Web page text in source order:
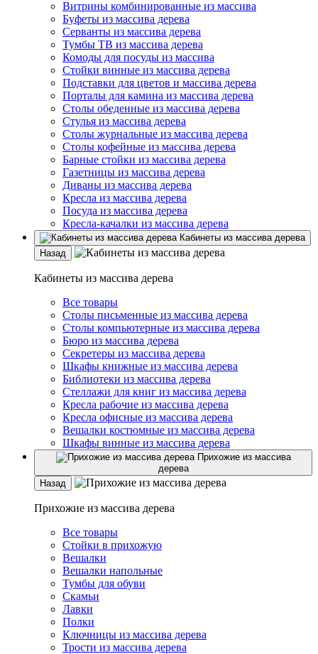
Витрины комбинированные из массива
Буфеты из массива дерева
Серванты из массива дерева
Тумбы ТВ из массива дерева
Комоды для посуды из массива
Стойки винные из массива дерева
Подставки для цветов и массива дерева
Порталы для камина из массива дерева
Столы обеденные из массива дерева
Стулья из массива дерева
Столы журнальные из массива дерева
Столы кофейные из массива дерева
Барные стойки из массива дерева
Газетницы из массива дерева
Диваны из массива дерева
Кресла из массива дерева
Посуда из массива дерева
Кресла-качалки из массива дерева
Кабинеты из массива дерева
Назад
Кабинеты из массива дерева
Все товары
Столы письменные из массива дерева
Столы компьютерные из массива дерева
Бюро из массива дерева
Секретеры из массива дерева
Шкафы книжные из массива дерева
Библиотеки из массива дерева
Стеллажи для книг из массива дерева
Кресла рабочие из массива дерева
Кресла офисные из массива дерева
Вешалки костюмные из массива дерева
Шкафы винные из массива дерева
Прихожие из массива
дерева
Назад
Прихожие из массива дерева
Все товары
Стойки в прихожую
Вешалки
Вешалки напольные
Тумбы для обуви
Скамьи
Лавки
Полки
Ключницы из массива дерева
Трости из массива дерева